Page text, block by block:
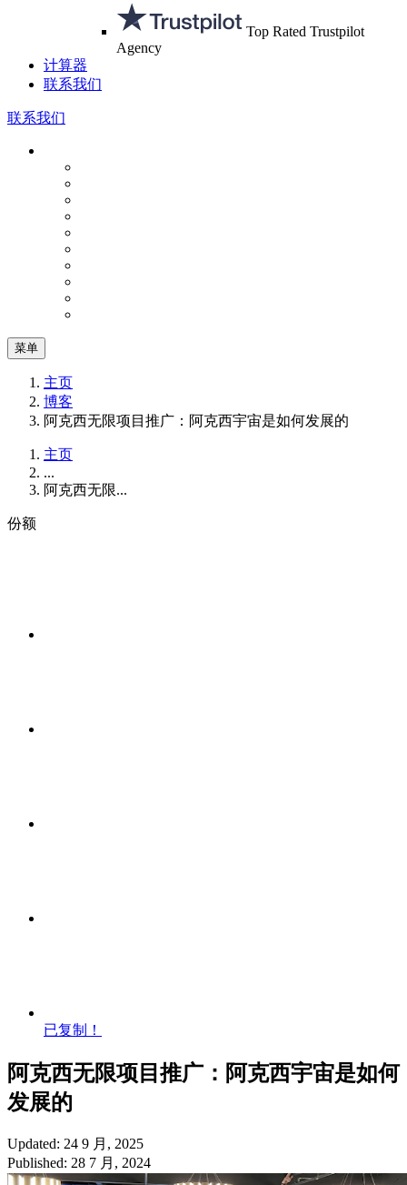
Top Rated Trustpilot
Agency
计算器
联系我们
联系我们
菜单
主页
博客
阿克西无限项目推广：阿克西宇宙是如何发展的
主页
...
阿克西无限...
份额
已复制！
阿克西无限项目推广：阿克西宇宙是如何
发展的
Updated: 24 9 月, 2025
Published: 28 7 月, 2024